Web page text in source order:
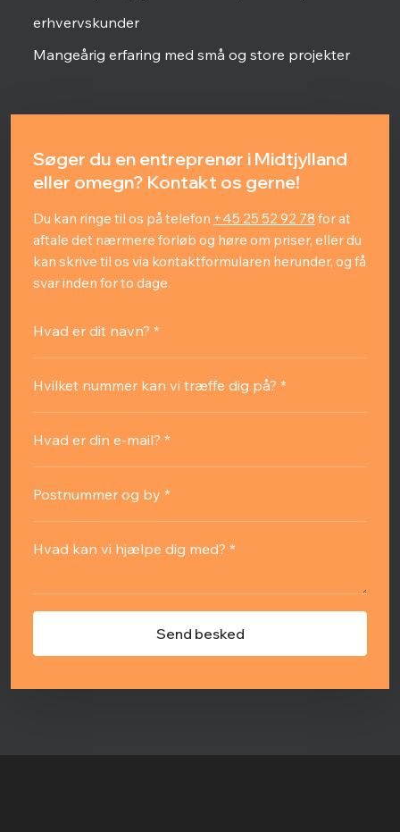
erhvervskunder
Mangeårig erfaring med små og store projekter
Søger du en entreprenør i Midtjylland
eller omegn? Kontakt os gerne!
Du kan ringe til os på telefon +45 25 52 92 78 for at
aftale det nærmere forløb og høre om priser, eller du
kan skrive til os via kontaktformularen herunder, og få
svar inden for to dage.